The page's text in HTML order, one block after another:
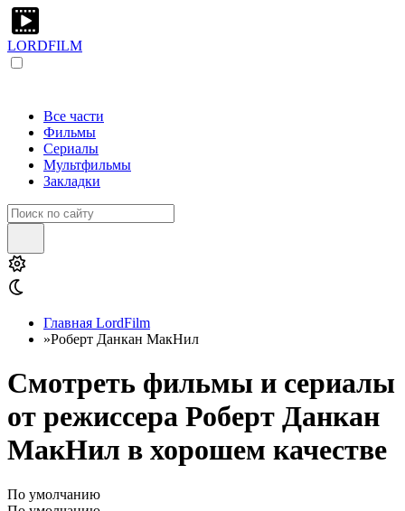
LORDFILM
Все части
Фильмы
Сериалы
Мультфильмы
Закладки
Главная LordFilm
»Роберт Данкан МакНил
Смотреть фильмы и сериалы
от режиссера Роберт Данкан
МакНил в хорошем качестве
По умолчанию